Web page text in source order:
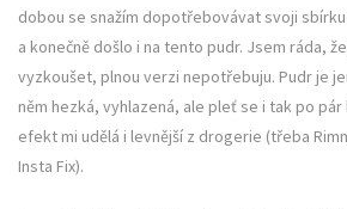
dobou se snažím dopotřebovávat svoji
a konečně došlo i na tento pudr. Jsem ráda,
vyzkoušet, plnou verzi nepotřebuju. Pudr je
něm hezká, vyhlazená, ale pleť se i tak po
efekt mi udělá i levnější z drogerie (třeba
Insta Fix).